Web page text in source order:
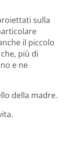
sulla
il piccolo
più di
e ne
della madre.